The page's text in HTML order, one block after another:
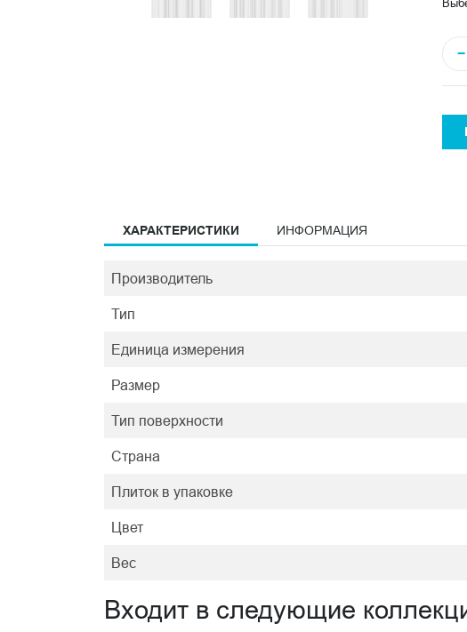
−
ХАРАКТЕРИСТИКИ ИНФОРМАЦИЯ
Производитель
Тип
Единица измерения
Размер
Тип поверхности
Страна
Плиток в упаковке
Цвет
Вес
Входит в следующие